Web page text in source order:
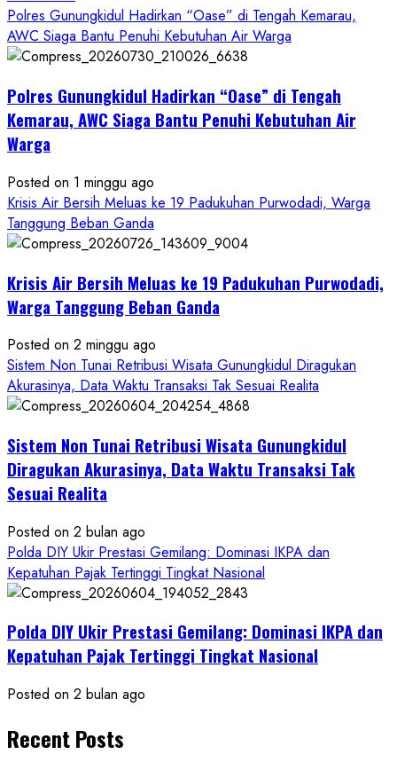
more
about
Dugaan
Masuk
Kerja
Seret
Oknum
Wartawan
Polres Gunungkidul Hadirkan “Oase” di Tengah Kemarau,
AWC Siaga Bantu Penuhi Kebutuhan Air Warga
Polres Gunungkidul Hadirkan “Oase” di Tengah
Kemarau, AWC Siaga Bantu Penuhi Kebutuhan Air
Warga
Posted on 1 minggu ago
Krisis Air Bersih Meluas ke 19 Padukuhan Purwodadi, Warga
Tanggung Beban Ganda
Krisis Air Bersih Meluas ke 19 Padukuhan Purwodadi,
Warga Tanggung Beban Ganda
Posted on 2 minggu ago
Sistem Non Tunai Retribusi Wisata Gunungkidul Diragukan
Akurasinya, Data Waktu Transaksi Tak Sesuai Realita
Sistem Non Tunai Retribusi Wisata Gunungkidul
Diragukan Akurasinya, Data Waktu Transaksi Tak
Sesuai Realita
Posted on 2 bulan ago
Polda DIY Ukir Prestasi Gemilang: Dominasi IKPA dan
Kepatuhan Pajak Tertinggi Tingkat Nasional
Polda DIY Ukir Prestasi Gemilang: Dominasi IKPA dan
Kepatuhan Pajak Tertinggi Tingkat Nasional
Posted on 2 bulan ago
Recent Posts